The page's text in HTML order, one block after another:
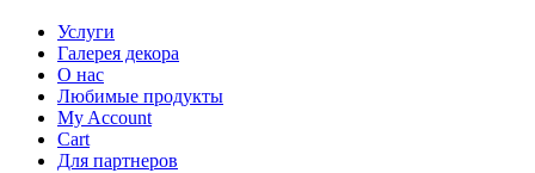
Услуги
Галерея декора
О нас
Любимые продукты
My Account
Cart
Для партнеров